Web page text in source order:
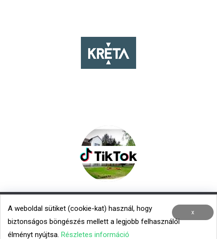
Nemzetközi kapcsolatok | Menza – Heti étlap x
A weboldal sütiket (cookie-kat) használ, hogy
biztonságos böngészés mellett a legjobb felhasználói
élményt nyújtsa. Részletes információ